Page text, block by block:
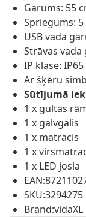
Garums: 55
Spriegums: 5
USB vada
Strāvas vada
IP klase: IP65
Ar šķēru
Sūtījumā
1 x gultas
1 x galvgalis
1 x matracis
1 x
1 x LED josla
SKU:3294275
Brand:vidaXL